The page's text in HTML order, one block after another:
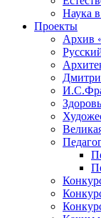
Наука
Проекты
Архив